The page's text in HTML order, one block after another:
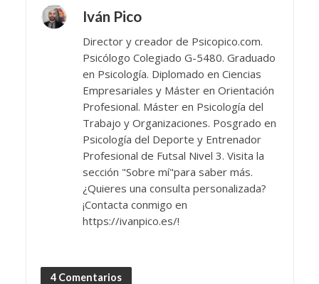
Iván Pico
Director y creador de Psicopico.com.
Psicólogo Colegiado G-5480. Graduado
en Psicología. Diplomado en Ciencias
Empresariales y Máster en Orientación
Profesional. Máster en Psicología del
Trabajo y Organizaciones. Posgrado en
Psicología del Deporte y Entrenador
Profesional de Futsal Nivel 3. Visita la
sección "Sobre mí"para saber más.
¿Quieres una consulta personalizada?
¡Contacta conmigo en
https://ivanpico.es/!
4 Comentarios